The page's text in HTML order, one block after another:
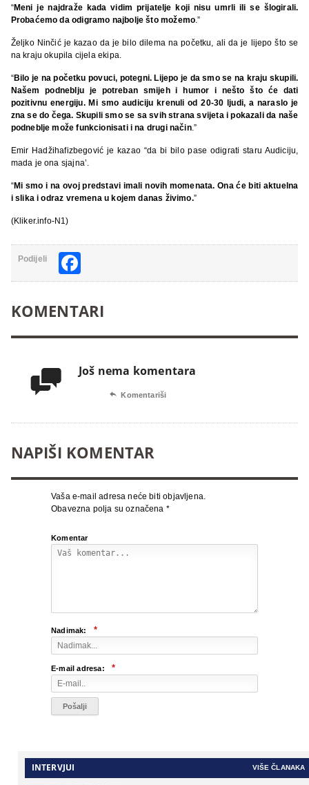
“Meni je najdraže kada vidim prijatelje koji nisu umrli ili se šlogirali.
Probaćemo da odigramo najbolje što možemo .”
Željko Ninčić je kazao da je bilo dilema na početku, ali da je lijepo što se
na kraju okupila cijela ekipa.
“Bilo je na početku povuci, potegni. Lijepo je da smo se na kraju skupili.
Našem podneblju je potreban smijeh i humor i nešto što će dati
pozitivnu energiju. Mi smo audiciju krenuli od 20-30 ljudi, a naraslo je
zna se do čega. Skupili smo se sa svih strana svijeta i pokazali da naše
podneblje može funkcionisati i na drugi način.”
Emir Hadžihafizbegović je kazao “da bi bilo pase odigrati staru Audiciju,
mada je ona sjajna’.
“Mi smo i na ovoj predstavi imali novih momenata. Ona će biti aktuelna
i slika i odraz vremena u kojem danas živimo.”
(Kliker.info-N1)
Podijeli
KOMENTARI
 Još nema komentara
 Komentariši
NAPIŠI KOMENTAR
Vaša e-mail adresa neće biti objavljena.
Obavezna polja su označena *
Komentar
Nadimak: *
E-mail adresa: *
INTERVJUI VIŠE ČLANAKA